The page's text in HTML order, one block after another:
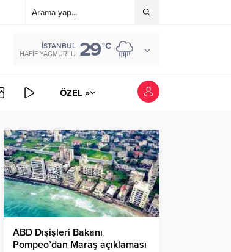
İSTANBUL
HAFIF YAĞMURLU 29°C
ÖZEL »
ABD Dışişleri Bakanı
Pompeo’dan Maraş açıklaması